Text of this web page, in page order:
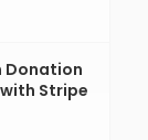
Donation
Stripe